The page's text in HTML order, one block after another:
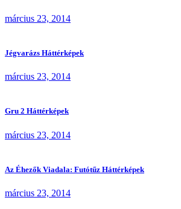
március 23, 2014
Jégvarázs Háttérképek
március 23, 2014
Gru 2 Háttérképek
március 23, 2014
Az Éhezők Viadala: Futótűz Háttérképek
március 23, 2014